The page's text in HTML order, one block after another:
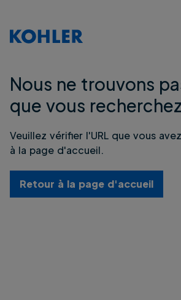
Nous ne trouvons
que vous recherchez
Veuillez vérifier l'URL que vous
à la page d'accueil.
Retour à la page d'accueil